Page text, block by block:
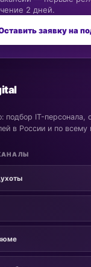
2 дней.
заявку на
подбор IT-персонала,
в России и по всему